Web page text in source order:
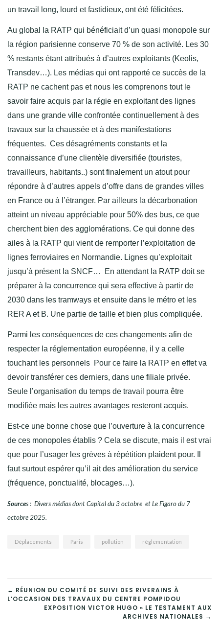
un travail long, lourd et fastidieux, ont été félicitées.
Au global la RATP qui bénéficiait d’un quasi monopole sur
la région parisienne conserve 70 % de son activité. Les 30
% restants étant attribués à d’autres exploitants (Keolis,
Transdev…). Les médias qui ont rapporté ce succès de la
RATP ne cachent pas et nous les comprenons tout le
savoir faire acquis par la régie en exploitant des lignes
dans une grande ville confrontée continuellement à des
travaux sur la chaussée et à des manifestations
fréquentes. Ces désagréments constants et la
connaissance d’une clientèle diversifiée (touristes,
travailleurs, habitants..) sont finalement un atout pour
répondre à d’autres appels d’offre dans de grandes villes
en France ou à l’étranger. Par ailleurs la décarbonation
atteint un niveau appréciable pour 50% des bus, ce que
cherchent bien des agglomérations. Ce qui donne des
ailes à la RATP qui vient de remporter l’exploitation de
lignes ferroviaires en Normandie. Lignes qu’exploitait
jusqu’à présent la SNCF… En attendant la RATP doit se
préparer à la concurrence qui sera effective à partir de
2030 dans les tramways et ensuite dans le métro et les
RER A et B. Une partie de taille et bien plus compliquée.
Parmi les conséquences de ces changements afin de
respecter la réglementation européenne, il y a celle
touchant les personnels Pour ce faire la RATP en effet va
devoir transférer ces derniers, dans une filiale privée.
Seule l’organisation du temps de travail pourra être
modifiée mais les autres avantages resteront acquis.
Est-ce une bonne chose que l’ouverture à la concurrence
de ces monopoles établis ? Cela se discute, mais il est vrai
que pour l’usager les grèves à répétition plaident pour. Il
faut surtout espérer qu’il ait des amélioration du service
(fréquence, ponctualité, blocages…).
Sources : Divers médias dont Capital du 3 octobre et Le Figaro du 7
octobre 2025.
Déplacements Paris pollution réglementation
NAVIGATION
← RÉUNION DU COMITÉ DE SUIVI DES RIVERAINS À
L’OCCASION DES TRAVAUX DU CENTRE POMPIDOU
EXPOSITION VICTOR HUGO « LE TESTAMENT AUX
ARCHIVES NATIONALES →